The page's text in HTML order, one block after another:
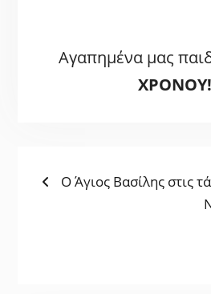
Αγαπημένα μας
ΠΛΟΉΓΗΣΗ
Previous
Ο Άγιος Βασίλης στις